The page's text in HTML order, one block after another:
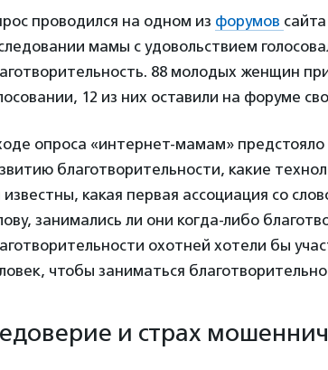
проводился на одном из форумов
мамы с удовольствием
88 молодых женщин
12 из них оставили на форуме
опроса «интернет-мамам» предстояло
благотворительности, какие
известны, какая первая ассоциация со
занимались ли они когда-либо
охотней хотели бы
чтобы заниматься
и страх